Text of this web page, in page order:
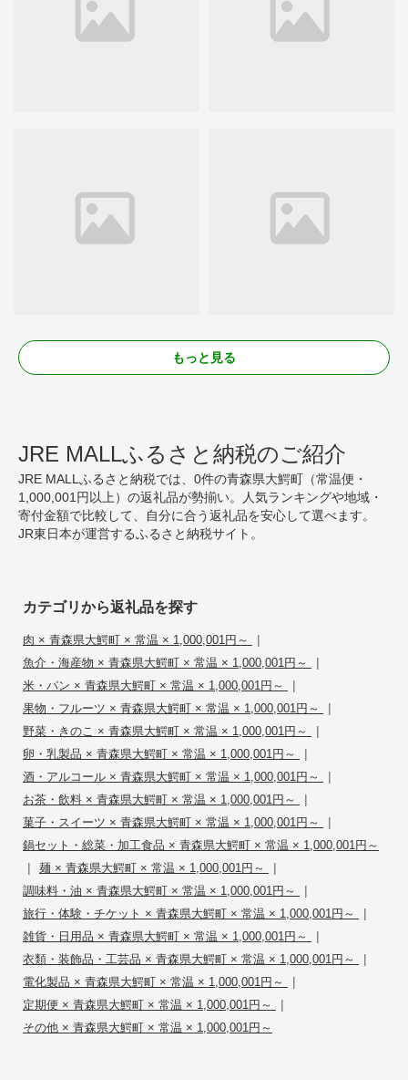
もっと見る
JRE MALLふるさと納税のご紹介
JRE MALLふるさと納税では、0件の青森県大鰐町（常温便・
1,000,001円以上）の返礼品が勢揃い。人気ランキングや地域・
寄付金額で比較して、自分に合う返礼品を安心して選べます。
JR東日本が運営するふるさと納税サイト。
カテゴリから返礼品を探す
肉 × 青森県大鰐町 × 常温 × 1,000,001円～ |
魚介・海産物 × 青森県大鰐町 × 常温 × 1,000,001円～ |
米・パン × 青森県大鰐町 × 常温 × 1,000,001円～ |
果物・フルーツ × 青森県大鰐町 × 常温 × 1,000,001円～ |
野菜・きのこ × 青森県大鰐町 × 常温 × 1,000,001円～ |
卵・乳製品 × 青森県大鰐町 × 常温 × 1,000,001円～ |
酒・アルコール × 青森県大鰐町 × 常温 × 1,000,001円～ |
お茶・飲料 × 青森県大鰐町 × 常温 × 1,000,001円～ |
菓子・スイーツ × 青森県大鰐町 × 常温 × 1,000,001円～ |
鍋セット・総菜・加工食品 × 青森県大鰐町 × 常温 × 1,000,001円～
| 麺 × 青森県大鰐町 × 常温 × 1,000,001円～ |
調味料・油 × 青森県大鰐町 × 常温 × 1,000,001円～ |
旅行・体験・チケット × 青森県大鰐町 × 常温 × 1,000,001円～ |
雑貨・日用品 × 青森県大鰐町 × 常温 × 1,000,001円～ |
衣類・装飾品・工芸品 × 青森県大鰐町 × 常温 × 1,000,001円～ |
電化製品 × 青森県大鰐町 × 常温 × 1,000,001円～ |
定期便 × 青森県大鰐町 × 常温 × 1,000,001円～ |
その他 × 青森県大鰐町 × 常温 × 1,000,001円～